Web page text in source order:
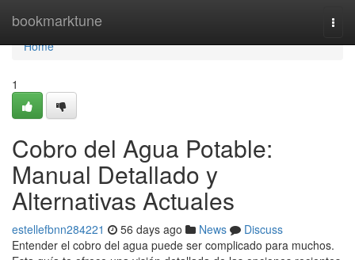
bookmarktune
Home
Home
1
Cobro del Agua Potable:
Manual Detallado y
Alternativas Actuales
estellefbnn284221 56 days ago News
Discuss
Entender el cobro del agua puede ser complicado para muchos.